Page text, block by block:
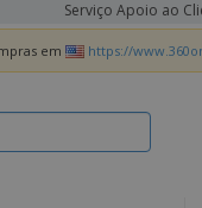
Serviço Apoio ao
em https://